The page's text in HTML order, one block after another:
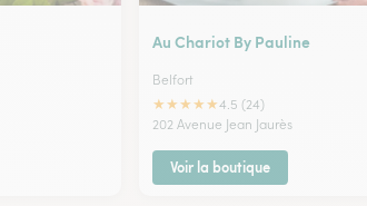
Au Chariot By Pauline
Belfort
★★★★★4.5 (24)
202 Avenue Jean Jaurès
Voir la boutique